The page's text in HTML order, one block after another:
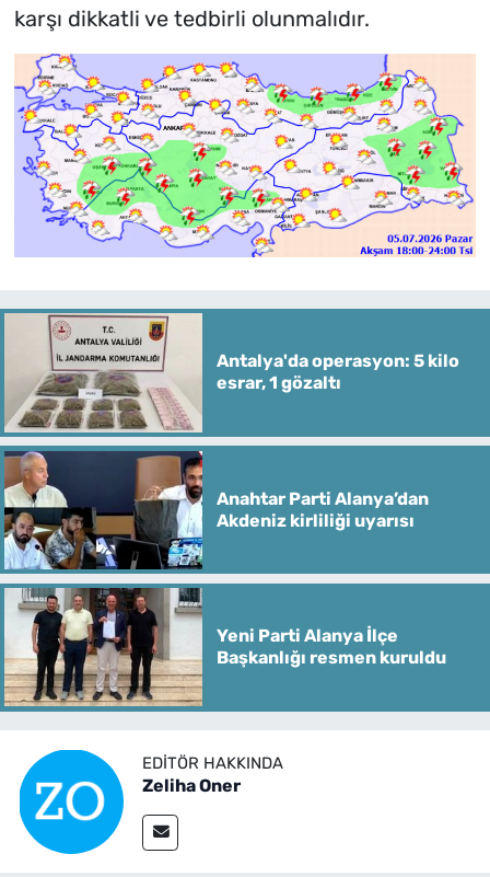
karşı dikkatli ve tedbirli olunmalıdır.
Antalya'da operasyon: 5 kilo
esrar, 1 gözaltı
Anahtar Parti Alanya’dan
Akdeniz kirliliği uyarısı
Yeni Parti Alanya İlçe
Başkanlığı resmen kuruldu
EDITÖR HAKKINDA
Zeliha Oner